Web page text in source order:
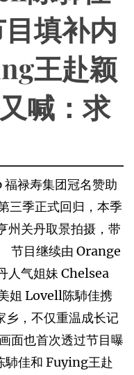
填补内
王赴颖
喊：求
禄寿集团冠名赞助
三季正式回归，本季
州关丹取景拍摄，带
节⽬继续由 Orange
⼈⽓姐妹 Chelsea
姐 Lovell陈馷佳携
，不仅重温成长记
⾯也⾸次透过节⽬曝
佳和 Fuying王赴